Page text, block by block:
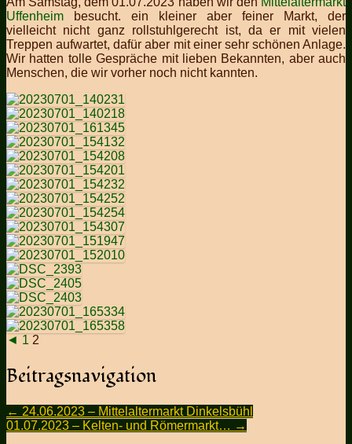
Uffenheim
besucht. ein kleiner aber feiner Markt, der
vielleicht nicht ganz rollstuhlgerecht ist, da er mit vielen
Treppen aufwartet, dafür aber mit einer sehr schönen Anlage.
Wir hatten tolle Gespräche mit lieben Bekannten, aber auch
Menschen, die wir vorher noch nicht kannten.
◄ 1 2
Beitragsnavigation
← 24.06.2023 – Mittelaltermarkt Dinkelsbühl
01.07.2023 – Kelten- und Römermarkt… →